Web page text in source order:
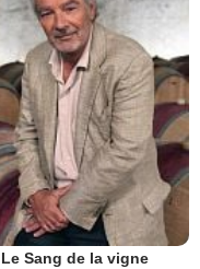
Le Sang de la vigne